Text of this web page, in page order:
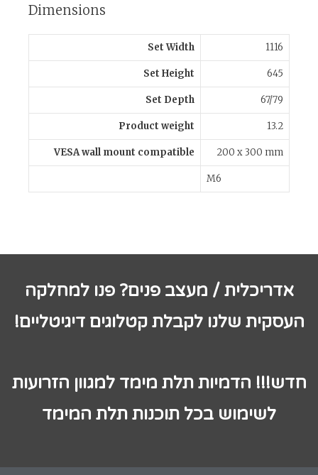
Dimensions
Set Width 1116
Set Height 645
Set Depth 67/79
Product weight 13.2
VESA wall mount compatible 200 x 300 mm
M6
אדריכלית / מעצב פנים? פנו למחלקה
העסקית שלנו לקבלת קטלוגים דיגיטליים!
חדש!!! הדמיות תלת מימד למגוון הזרועות
לשימוש בכל תוכנות תלת המימד